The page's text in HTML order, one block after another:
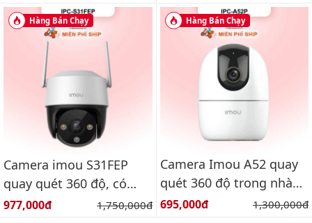
Hàng Bán Chạy
Camera imou S31FEP
quay quét 360 độ, có
màu ban đêm, báo động
Giá bán:
977,000đ Giá gốc:
1,750,000đ
Hàng Bán Chạy
Camera Imou A52 quay
quét 360 độ trong nhà
3k
Giá bán:
695,000đ Giá gốc:
1,300,000đ